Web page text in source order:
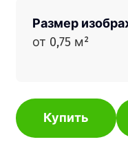
Размер
от 0,75 м²
Купить